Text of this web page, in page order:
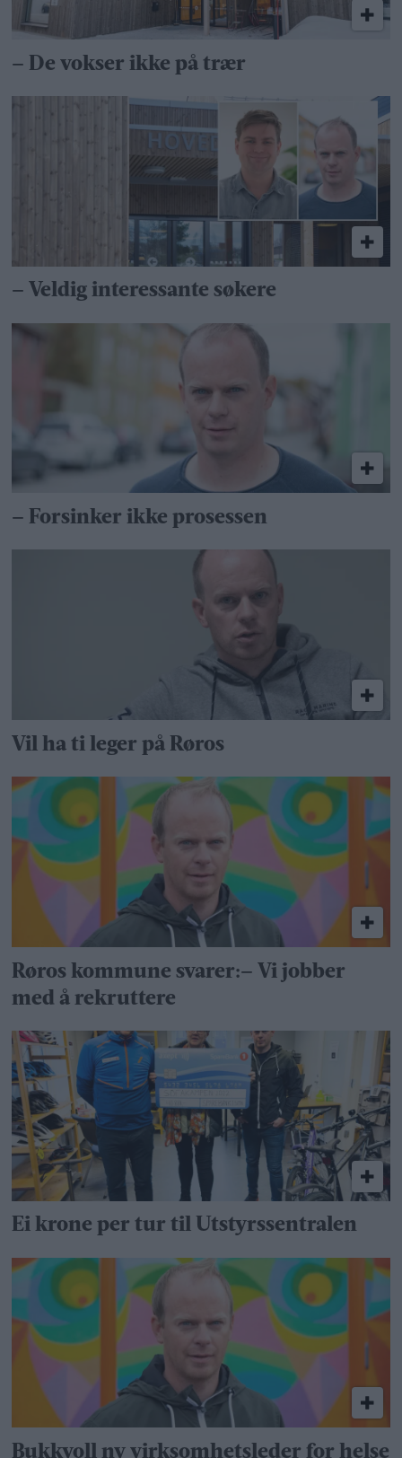
– De vokser ikke på trær
– Veldig interessante søkere
– Forsinker ikke prosessen
Vil ha ti leger på Røros
Røros kommune svarer:– Vi jobber
med å rekruttere
Ei krone per tur til Utstyrssentralen
Bukkvoll ny virksomhetsleder for helse